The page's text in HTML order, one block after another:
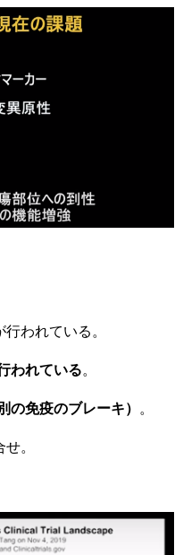
われている。
われている。
免疫のブレーキ） 。
。